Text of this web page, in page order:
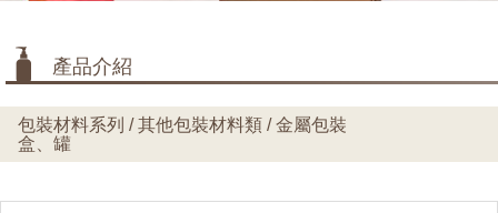
美容用品系列
產品介紹
包裝材料系列 / 其他包裝材料類 / 金屬包裝
盒、罐